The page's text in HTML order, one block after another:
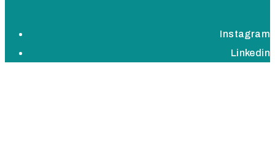
Instagram
Linkedin